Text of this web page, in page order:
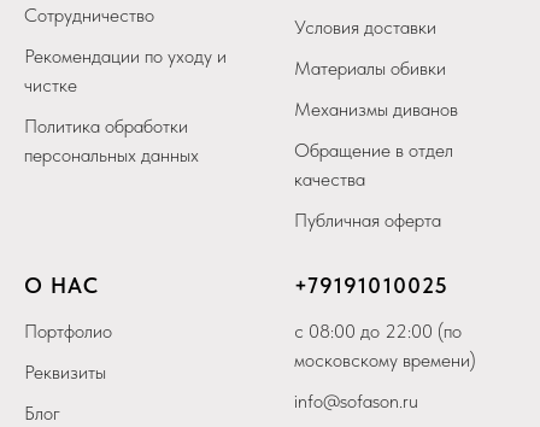
Сотрудничество
Рекомендации по уходу и
чистке
Политика обработки
персональных данных
Условия доставки
Материалы обивки
Механизмы диванов
Обращение в отдел
качества
Публичная оферта
О НАС
Портфолио
Реквизиты
Блог
+79191010025
с 08:00 до 22:00 (по
московскому времени)
info@sofason.ru